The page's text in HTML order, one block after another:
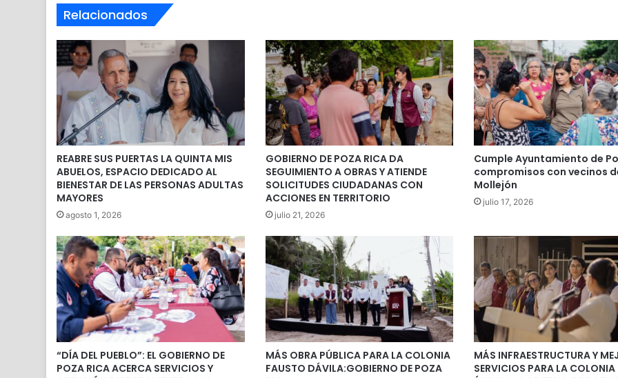
Relacionados
REABRE SUS PUERTAS LA QUINTA MIS
ABUELOS, ESPACIO DEDICADO AL
BIENESTAR DE LAS PERSONAS ADULTAS
MAYORES
agosto 1, 2026
GOBIERNO DE POZA RICA DA
SEGUIMIENTO A OBRAS Y ATIENDE
SOLICITUDES CIUDADANAS CON
ACCIONES EN TERRITORIO
julio 21, 2026
Cumple Ayuntamiento de
compromisos con vecinos
Mollejón
julio 17, 2026
“DÍA DEL PUEBLO”: EL GOBIERNO DE
POZA RICA ACERCA SERVICIOS Y
MÁS OBRA PÚBLICA PARA LA COLONIA
FAUSTO DÁVILA:GOBIERNO DE POZA
MÁS INFRAESTRUCTURA Y
SERVICIOS PARA LA COLONIA